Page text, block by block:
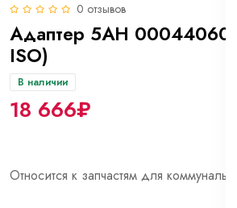
0 отзывов
Адаптер 5АН 00044060
ISO)
В наличии
18 666₽
Относится к запчастям для